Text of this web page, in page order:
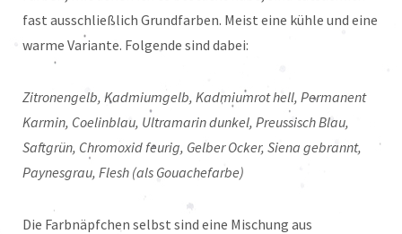
fast ausschließlich Grundfarben. Meist eine kühle und eine
warme Variante. Folgende sind dabei:
Zitronengelb, Kadmiumgelb, Kadmiumrot hell, Permanent
Karmin, Coelinblau, Ultramarin dunkel, Preussisch Blau,
Saftgrün, Chromoxid feurig, Gelber Ocker, Siena gebrannt,
Paynesgrau, Flesh (als Gouachefarbe)
Die Farbnäpfchen selbst sind eine Mischung aus